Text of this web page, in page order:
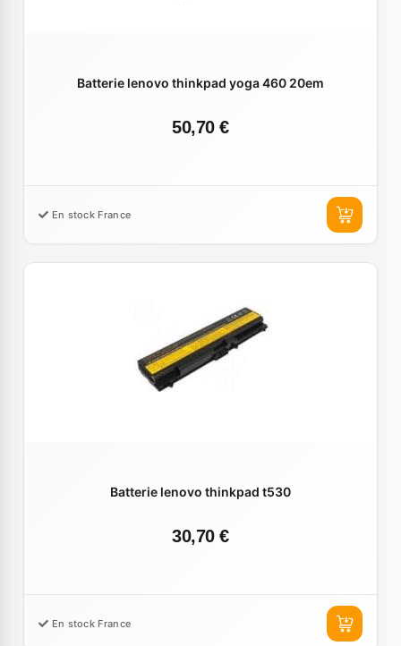
Batterie lenovo thinkpad yoga 460 20em
50,70 €
En stock France
Batterie lenovo thinkpad t530
30,70 €
En stock France